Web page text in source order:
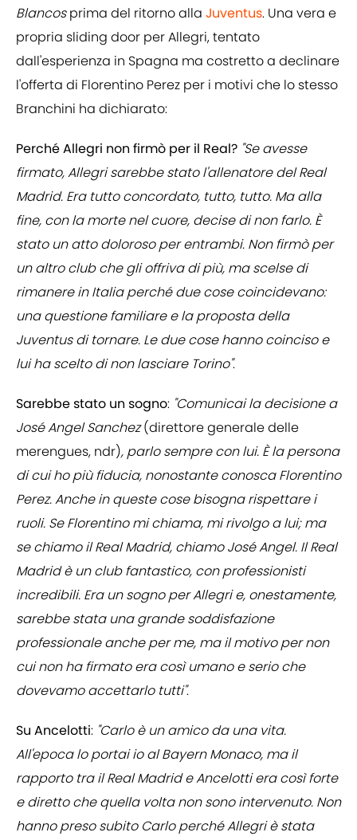
Blancosprima del ritorno alla Juventus. Una vera e
propria sliding door per Allegri, tentato
dall'esperienza in Spagna ma costretto a declinare
l'offerta di Florentino Perez per i motivi che lo stesso
Branchini ha dichiarato:
Perché Allegri non firmò per il Real? "Se avesse
firmato, Allegri sarebbe stato l'allenatore del Real
Madrid. Era tutto concordato, tutto, tutto. Ma alla
fine, con la morte nel cuore, decise di non farlo. È
stato un atto doloroso per entrambi. Non firmò per
un altro club che gli offriva di più, ma scelse di
rimanere in Italia perché due cose coincidevano:
una questione familiare e la proposta della
Juventus di tornare. Le due cose hanno coinciso e
lui ha scelto di non lasciare Torino".
Sarebbe stato un sogno: "Comunicai la decisione a
José Angel Sanchez(direttore generale delle
merengues, ndr), parlo sempre con lui. È la persona
di cui ho più fiducia, nonostante conosca Florentino
Perez. Anche in queste cose bisogna rispettare i
ruoli. Se Florentino mi chiama, mi rivolgo a lui; ma
se chiamo il Real Madrid, chiamo José Angel. Il Real
Madrid è un club fantastico, con professionisti
incredibili. Era un sogno per Allegri e, onestamente,
sarebbe stata una grande soddisfazione
professionale anche per me, ma il motivo per non
cui non ha firmato era così umano e serio che
dovevamo accettarlo tutti".
Su Ancelotti: "Carlo è un amico da una vita.
All'epoca lo portai io al Bayern Monaco, ma il
rapporto tra il Real Madrid e Ancelotti era così forte
e diretto che quella volta non sono intervenuto. Non
hanno preso subito Carlo perché Allegri è stata